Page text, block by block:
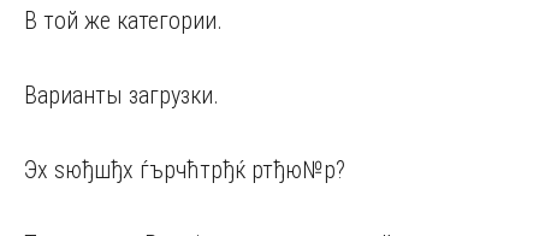
В той же категории.
Варианты загрузки.
Эх ѕюђшђх ѓърчћтрђќ ртђю№р?